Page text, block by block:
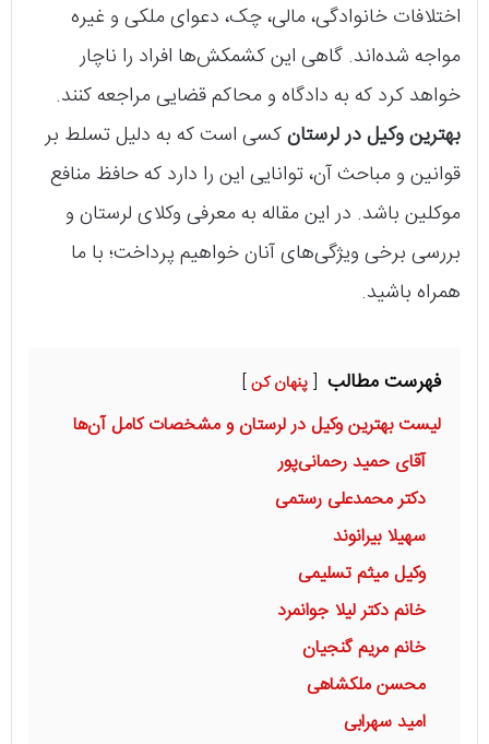
اختلافات خانوادگی، مالی، چک، دعوای ملکی و غیره
مواجه شده‌اند. گاهی این کشمکش‌ها افراد را ناچار
خواهد کرد که به دادگاه و محاکم قضایی مراجعه کنند.
بهترین وکیل در لرستانکسی است که به دلیل تسلط بر
قوانین و‌ مباحث آن، توانایی این را دارد که حافظ منافع
موکلین باشد. در این مقاله به معرفی وکلای لرستان و
بررسی برخی ویژگی‌های آنان خواهیم پرداخت؛ با ما
همراه باشید.
فهرست مطالب پنهان کن
لیست بهترین وکیل در لرستان و مشخصات کامل آن‌ها
آقای حمید رحمانی‌پور
دکتر محمدعلی رستمی
سهیلا بیرانوند
وکیل میثم تسلیمی
خانم دکتر لیلا جوانمرد
خانم مریم گنجیان
محسن ملکشاهی
امید سهرابی